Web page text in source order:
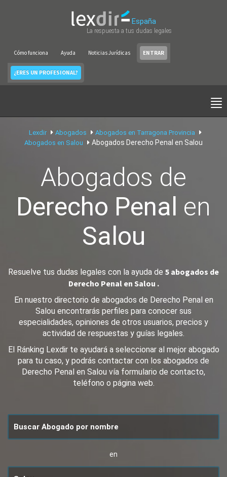
España
La respuesta a tus dudas legales
Cómo funciona Ayuda Noticias Jurídicas ENTRAR
¿ERES UN PROFESIONAL?
Lexdir Abogados
Abogados en Tarragona Provincia
Abogados en Salou
Abogados Derecho Penal en Salou
Abogados de
Derecho Penal en
Salou
Resuelve tus dudas legales con la ayuda de 5 abogados de
Derecho Penal en Salou .
En nuestro directorio de abogados de Derecho Penal en
Salou encontrarás perfiles para conocer sus
especialidades, opiniones de otros usuarios, precios y
actividad de respuestas y guías legales.
El Ránking Lexdir te ayudará a seleccionar al mejor abogado
para tu caso, y podrás contactar con los abogados de
Derecho Penal en Salou vía formulario de contacto,
teléfono o página web.
en